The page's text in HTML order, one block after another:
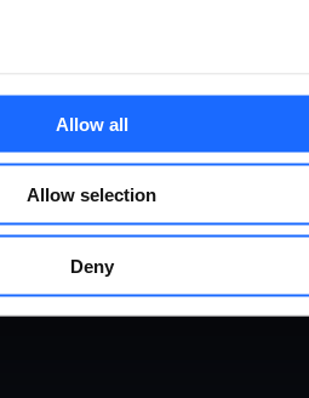
Allow all
Allow selection
Deny
послуги
Модеми
Аксесуари